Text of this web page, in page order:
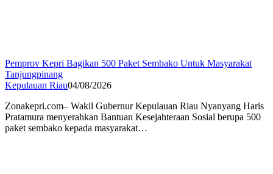
Pemprov Kepri Bagikan 500 Paket Sembako Untuk Masyarakat
Tanjungpinang
Kepulauan Riau04/08/2026
Zonakepri.com– Wakil Gubernur Kepulauan Riau Nyanyang Haris
Pratamura menyerahkan Bantuan Kesejahteraan Sosial berupa 500
paket sembako kepada masyarakat…